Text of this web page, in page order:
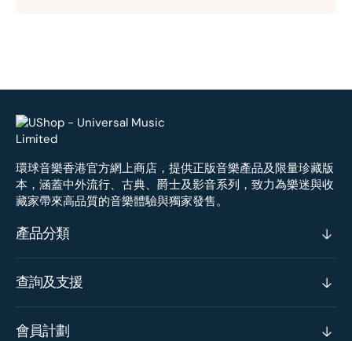
環球音樂香港官方網上商店，提供正版音樂產品及限量珍藏版
本，涵蓋中外流行、古典、爵士及影音系列，致力為樂迷與收
藏家帶來高品質的音樂體驗與獨家發售。
產品分類
查詢及支援
會員計劃